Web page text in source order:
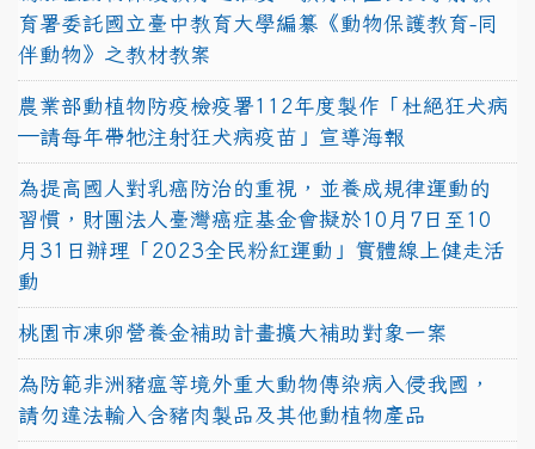
育署委託國立臺中教育大學編纂《動物保護教育-同
伴動物》之教材教案
農業部動植物防疫檢疫署112年度製作「杜絕狂犬病
—請每年帶牠注射狂犬病疫苗」宣導海報
為提高國人對乳癌防治的重視，並養成規律運動的
習慣，財團法人臺灣癌症基金會擬於10月7日至10
月31日辦理「2023全民粉紅運動」實體線上健走活
動
桃園市凍卵營養金補助計畫擴大補助對象一案
為防範非洲豬瘟等境外重大動物傳染病入侵我國，
請勿違法輸入含豬肉製品及其他動植物產品